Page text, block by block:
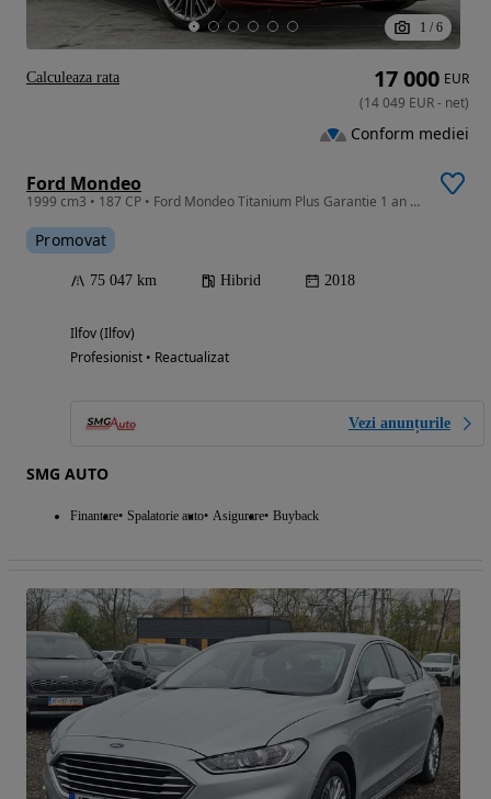
1 / 6
Ford Mondeo
1999 cm3 • 187 CP • Ford Mondeo Titanium Plus Garantie 1 an / Tva Deductibil / Leasing
Promovat
75 047 km Hibrid 2018
Ilfov (Ilfov)
Profesionist • Reactualizat
Vezi anunțurile
SMG AUTO
Finantare Spalatorie auto Asigurare Buyback
17 000 EUR
(14 049 EUR- net)
Conform mediei
Calculeaza rata